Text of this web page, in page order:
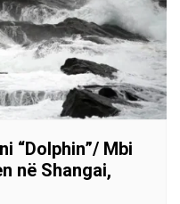
“Dolphin”/ Mbi
në Shangai,